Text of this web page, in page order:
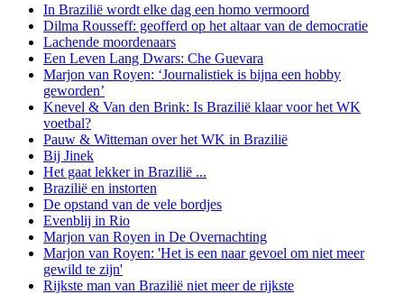
In Brazilië wordt elke dag een homo vermoord
Dilma Rousseff: geofferd op het altaar van de democratie
Lachende moordenaars
Een Leven Lang Dwars: Che Guevara
Marjon van Royen: ‘Journalistiek is bijna een hobby
geworden’
Knevel & Van den Brink: Is Brazilië klaar voor het WK
voetbal?
Pauw & Witteman over het WK in Brazilië
Bij Jinek
Het gaat lekker in Brazilië ...
Brazilië en instorten
De opstand van de vele bordjes
Evenblij in Rio
Marjon van Royen in De Overnachting
Marjon van Royen: 'Het is een naar gevoel om niet meer
gewild te zijn'
Rijkste man van Brazilië niet meer de rijkste